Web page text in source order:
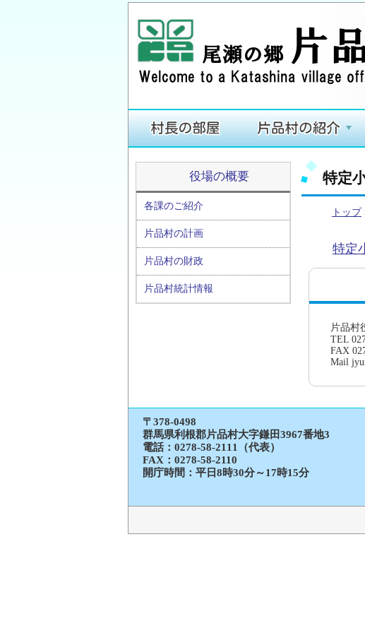
役場の概要
各課のご紹介
片品村の計画
片品村の財政
片品村統計情報
特定
トップ
特定
片品
TEL
FAX
Mail
〒378-0498
群馬県利根郡片品村大字鎌田3967番地3
電話： 0278-58-2111（代表）
FAX：0278-58-2110
開庁時間：平日8時30分～17時15分